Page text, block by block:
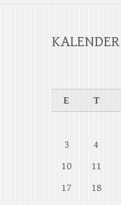
KALENDER
E T
3
4
10
11
17
18